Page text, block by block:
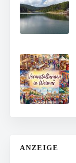
ANZEIGE